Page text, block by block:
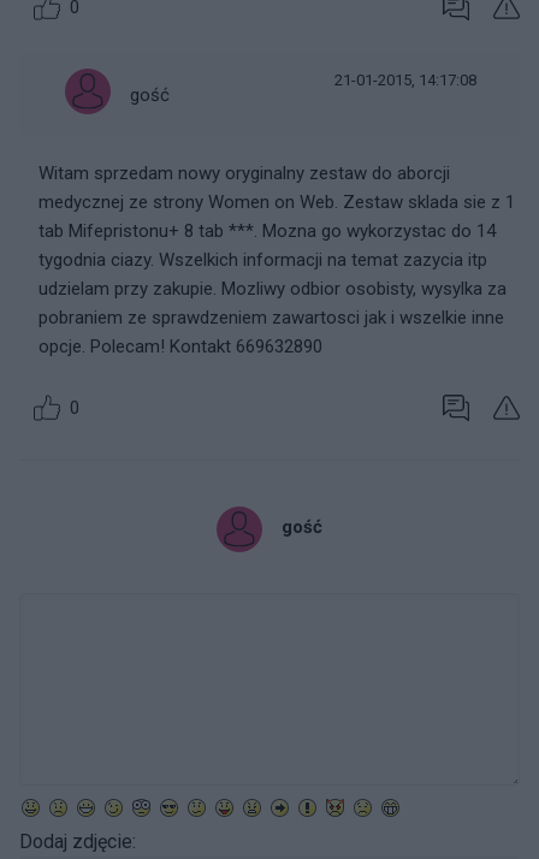
0
gość
21-01-2015, 14:17:08
Witam sprzedam nowy oryginalny zestaw do aborcji
medycznej ze strony Women on Web. Zestaw sklada sie z 1
tab Mifepristonu+ 8 tab ***. Mozna go wykorzystac do 14
tygodnia ciazy. Wszelkich informacji na temat zazycia itp
udzielam przy zakupie. Mozliwy odbior osobisty, wysylka za
pobraniem ze sprawdzeniem zawartosci jak i wszelkie inne
opcje. Polecam! Kontakt 669632890
0
gość
Dodaj zdjęcie: